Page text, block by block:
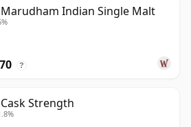
Indian Single Malt
?
Strength